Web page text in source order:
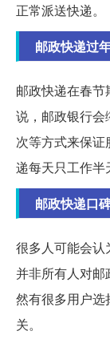
正常派送快递。
邮政快递过
邮政快递在春
说，邮政银行
次等方式来保
递每天只工作半
邮政快递口
很多人可能会认
并非所有人对
然有很多用户
关。